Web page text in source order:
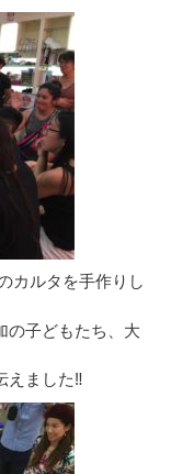
カルタを手作りし
の子どもたち、大
えました‼️